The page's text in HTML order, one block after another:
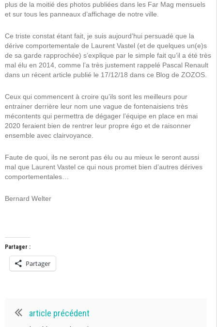
plus de la moitié des photos publiées dans les Far Mag mensuels
et sur tous les panneaux d’affichage de notre ville.
Ce triste constat étant fait, je suis aujourd’hui persuadé que la
dérive comportementale de Laurent Vastel (et de quelques un(e)s
de sa garde rapprochée) s’explique par le simple fait qu’il a été très
mal élu en 2014, comme l’a très justement rappelé Pascal Renault
dans un récent article publié le 17/12/18 dans ce Blog de ZOZOS.
Ceux qui commencent à croire qu’ils sont les meilleurs pour
entrainer derrière leur nom une vague de fontenaisiens très
mécontents qui permettra de dégager l’équipe en place en mai
2020 feraient bien de rentrer leur propre égo et de raisonner
ensemble avec clairvoyance.
Faute de quoi, ils ne seront pas élu ou au mieux le seront aussi
mal que Laurent Vastel ce qui nous promet bien d’autres dérives
comportementales…
Bernard Welter
Partager :
Partager
article précédent